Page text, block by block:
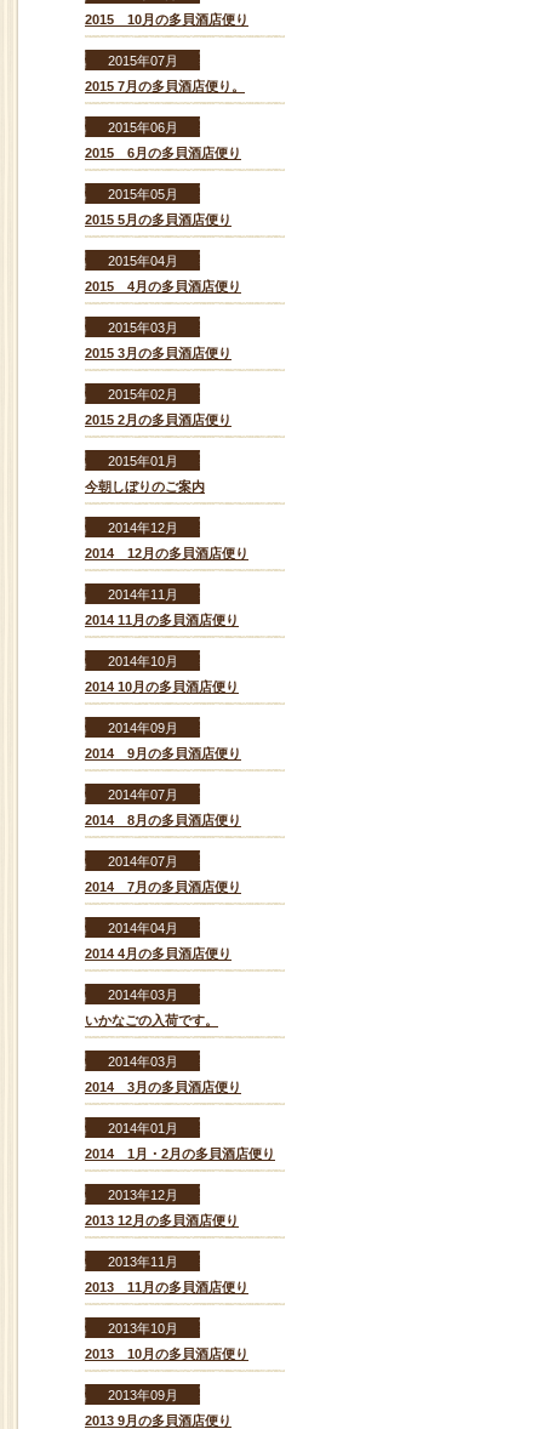
2015 10月の多貝酒店便り
2015年07月
2015 7月の多貝酒店便り。
2015年06月
2015 6月の多貝酒店便り
2015年05月
2015 5月の多貝酒店便り
2015年04月
2015 4月の多貝酒店便り
2015年03月
2015 3月の多貝酒店便り
2015年02月
2015 2月の多貝酒店便り
2015年01月
今朝しぼりのご案内
2014年12月
2014 12月の多貝酒店便り
2014年11月
2014 11月の多貝酒店便り
2014年10月
2014 10月の多貝酒店便り
2014年09月
2014 9月の多貝酒店便り
2014年07月
2014 8月の多貝酒店便り
2014年07月
2014 7月の多貝酒店便り
2014年04月
2014 4月の多貝酒店便り
2014年03月
いかなごの入荷です。
2014年03月
2014 3月の多貝酒店便り
2014年01月
2014 1月・2月の多貝酒店便り
2013年12月
2013 12月の多貝酒店便り
2013年11月
2013 11月の多貝酒店便り
2013年10月
2013 10月の多貝酒店便り
2013年09月
2013 9月の多貝酒店便り